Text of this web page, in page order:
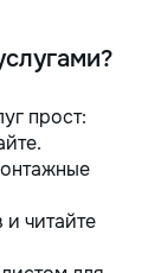
прост:
читайте